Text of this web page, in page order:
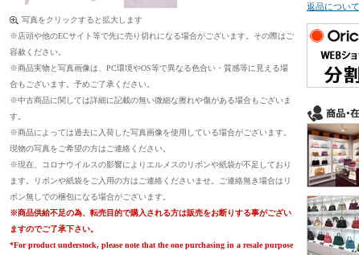
写真をクリックすると拡大します
※店頭や他のECサイト等で先に売り切れになる場合がございます。その際はご
容赦ください。
※商品実物と写真画像は、PC環境やOS等で異なる色合い・質感等に見える場
合もございます。予めご了承ください。
※中古商品に関しては詳細に記載の無い微細な擦れや傷がある場合もございま
す。
※商品によっては過去に入荷した写真画像を使用している場合がございます。
現物の写真をご希望の方はご連絡ください。
※現在、コロナウイルスの影響によりエルメスのリボンや紙袋が不足しており
ます。リボンや紙袋をご入用の方はご連絡くださいませ。ご連絡無き場合はリ
ボン無しでの梱包になる場合がございます。
※商品供給不足の為、転売目的で購入される方は販売をお断りする事がござい
ますのでご了承下さい。
*For product understock, please note that the one purchasing in a resale purpose
返品につい